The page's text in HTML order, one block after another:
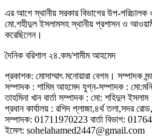
এর আগে স্থানীয় সরকার বিভাগের উপ-পরিচালক
মো.শহীদুল ইসলামসহ স্থানীয় প্রশাসন ও
করেছিলেন।
দৈনিক বরিশাল ২৪.কম/শামীম আহমেদ
প্রকাশক: মোসাম্মাৎ মনোয়ারা বেগম। সম্পাদক
সম্পাদক : শামিম আহমেদ যুগ্ন-সম্পাদক :
তাহমিনা খান বার্তা সম্পাদক : মো: শহিদুল ইসলাম
প্রধান কার্যালয় : রশিদ প্লাজা,৪র্থ তলা,সদর
সম্পাদক: 01711970223 বার্তা বিভাগ:
ইমেল: sohelahamed2447@gmail.com